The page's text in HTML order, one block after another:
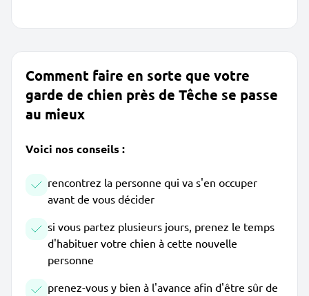
Comment faire en sorte que votre
garde de chien près de Têche se passe
au mieux
Voici nos conseils :
rencontrez la personne qui va s'en occuper
avant de vous décider
si vous partez plusieurs jours, prenez le temps
d'habituer votre chien à cette nouvelle
personne
prenez-vous y bien à l'avance afin d'être sûr de